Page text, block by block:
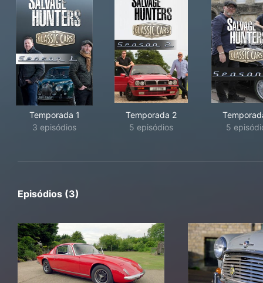
Temporada 1
3 episódios
Temporada 2
5 episódios
5
Episódios (3)